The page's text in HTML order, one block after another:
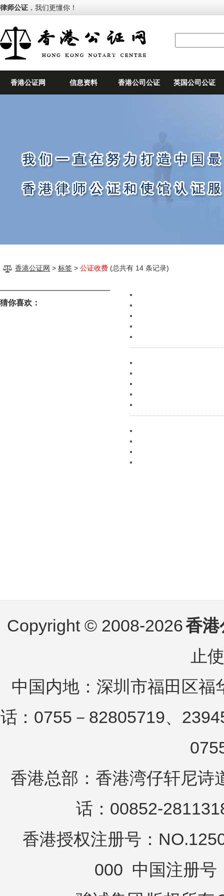
律师公证 ，我们更懂你！
香港公证网 信息资料 香港公司公证 英国公司公证
香港公证网 > 标签 > 公证收费 (总共有 14 条记录)
猜你喜欢：
Copyright © 2008-2026香港
止
中国内地：深圳市福田区
话：0755－82805719、
香港总部：香港湾仔轩尼诗
话：00852-
香港授权注册号：
000 中国注册号